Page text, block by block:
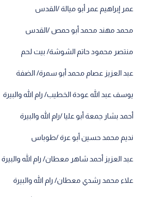
عمر إبراهيم عمر أبو ميالة /القدس
محمد مهند محمد أبو حمص /القدس
منتصر محمود حاتم الشوشة/ بيت لحم
عبد العزيز عصام محمد أبو سمرة/ الضفة
يوسف عبد الله عودة الخطيب/ رام الله والبيرة
أحمد بشار جمعة أبو عليا /رام الله والبيرة
نديم محمد حسين أبو عرة /طوباس
عبد العزيز أحمد شاهر معطان/ رام الله والبيرة
علاء محمد رشدي معطان/ رام الله والبيرة